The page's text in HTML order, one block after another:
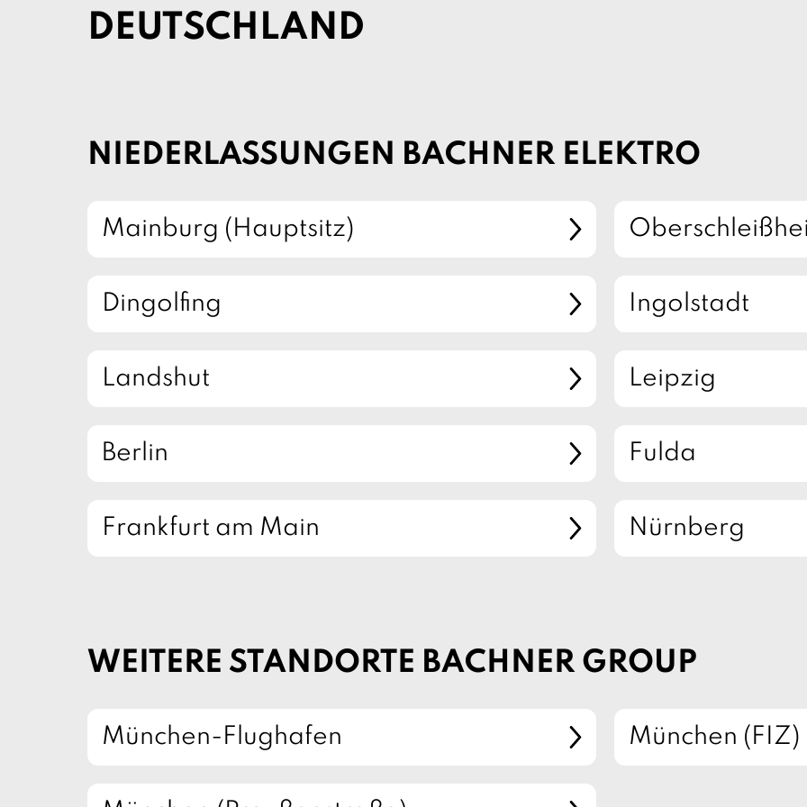
DEUTSCHLAND
NIEDERLASSUNGEN BACHNER ELEKTRO
Mainburg (Hauptsitz)
Dingolfing Ingolstadt
Landshut Leipzig
Berlin Fulda
Frankfurt am Main Nürnberg
WEITERE STANDORTE BACHNER GROUP
München-Flughafen München (FIZ)